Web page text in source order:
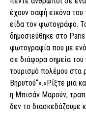
έχουν σαφή εικόνα του
είδα τον φωτογράφο.
δημοσιεύθηκε στο
φωτογραφία που με
σε διάφορα σημεία του
τουρισμό πολέμου στα
Βηρυτού“».«Ρίξτε μια
η Μπισάν Μαρούν,
δεν το